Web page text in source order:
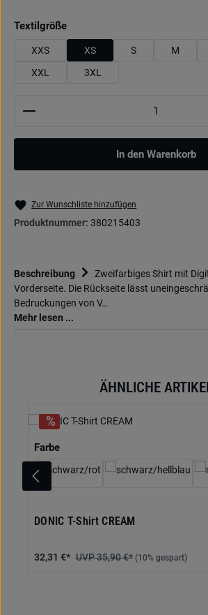
Textilgrößeauswählen
XXS XS S M
XXL
3XL
Produkt Anzahl: Gib den
In den Warenkorb
Zur Wunschliste hinzufügen
Produktnummer: 380215403
Beschreibung
Zweifarbiges Shirt mit
Vorderseite. Die Rückseite lässt
Bedruckungen von V…
Mehr lesen ...
Produktgalerie überspringen
ÄHNLICHE
Farbeauswählen
DONIC T-Shirt CREAM
32,31 €* 35,90 €* (10% gespart)